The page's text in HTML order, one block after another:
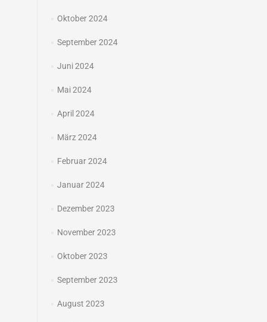
Oktober 2024
September 2024
Juni 2024
Mai 2024
April 2024
März 2024
Februar 2024
Januar 2024
Dezember 2023
November 2023
Oktober 2023
September 2023
August 2023